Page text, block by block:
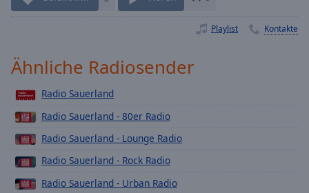
Playback
Chapters
Descriptions
off,
selected
Subtitles
Playlist Kontakte
Ähnliche Radiosender
Radio Sauerland
Radio Sauerland - 80er Radio
Radio Sauerland - Lounge Radio
Radio Sauerland - Rock Radio
Radio Sauerland - Urban Radio